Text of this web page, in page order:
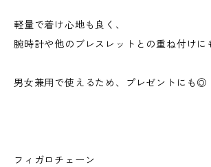
軽量で着け心地も良く、
腕時計や他のブレスレットとの重ね付けに
男女兼用で使えるため、プレゼントにも◎
フィガロチェーン